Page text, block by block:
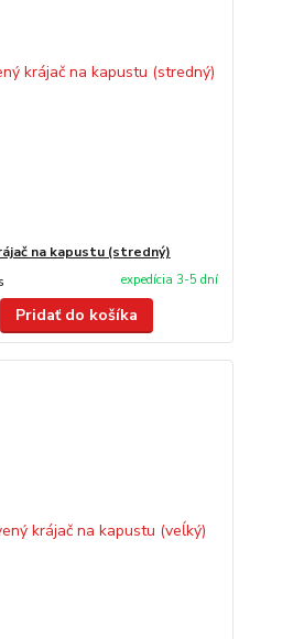
na kapustu (stredný)
expedícia 3-5 dní
Pridať do košíka